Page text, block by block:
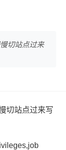
切站点过来
切站点过来写